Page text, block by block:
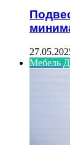
Мебель